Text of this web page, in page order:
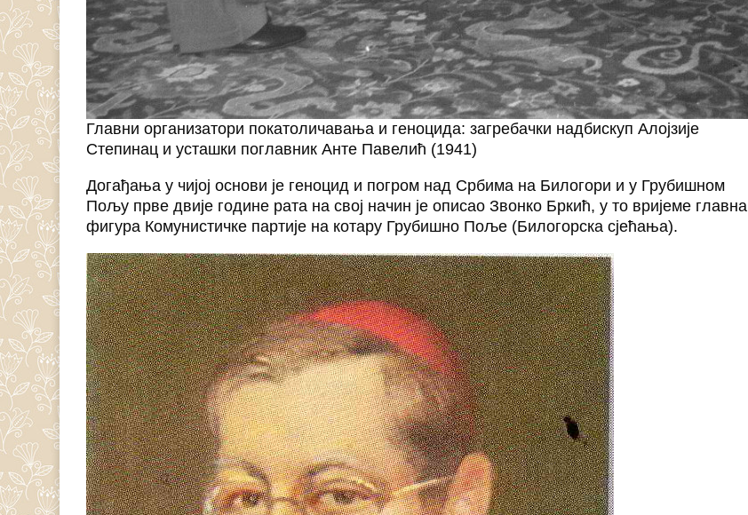
Главни организатори покатоличавања и геноцида: загребачки надбискуп Алојзије
Степинац и усташки поглавник Анте Павелић (1941)
Догађања у чијој основи је геноцид и погром над Србима на Билогори и у Грубишном
Пољу прве двије године рата на свој начин је описао Звонко Бркић, у то вријеме главна
фигура Комунистичке партије на котару Грубишно Поље (Билогорска сјећања).